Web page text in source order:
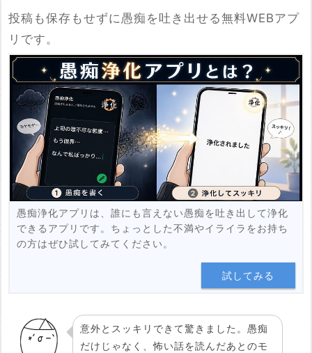
※YouTubeのURL
例：https://www.youtube.com/watch?v=***********
例：https://youtu.be/***********
投稿する
投稿も保存もせずに愚痴を吐き出せる無料WEBアプ
リです。
愚痴浄化アプリは、誰にも言えない愚痴を吐き出して浄化
できるアプリです。ちょっとした不満やイライラをお持ち
の方はぜひ試してみてください。
試してみる
意外とスッキリできて驚きました。愚痴
だけじゃなく、怖い話を読んだあとのモ